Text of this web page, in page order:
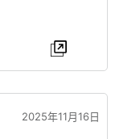
景色展现在眼
只有
正因如此，相
2025年11月16日